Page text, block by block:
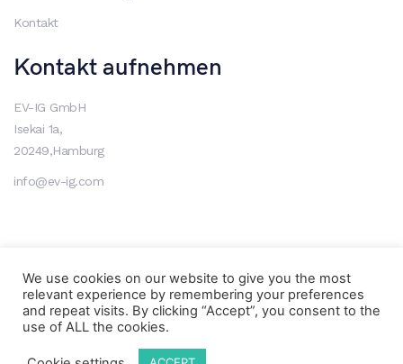
Kontakt
Kontakt aufnehmen
EV-IG GmbH
Isekai 1a,
20249,Hamburg
info@ev-ig.com
AGB Datenschutzerklärung
Impressum
Copyright 2026 The Electric Vehicle Innovation Group.
We use cookies on our website to give you the most
relevant experience by remembering your preferences
and repeat visits. By clicking “Accept”, you consent to the
use of ALL the cookies.